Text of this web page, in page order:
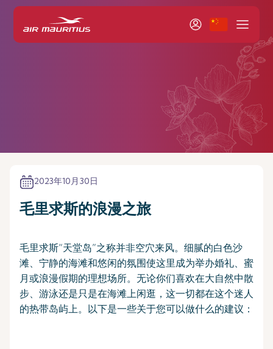
2023年10月30日
毛里求斯的浪漫之旅
毛里求斯“天堂岛”之称并非空穴来风。细腻的白色沙
滩、宁静的海滩和悠闲的氛围使这里成为举办婚礼、蜜
月或浪漫假期的理想场所。无论你们喜欢在大自然中散
步、游泳还是只是在海滩上闲逛，这一切都在这个迷人
的热带岛屿上。以下是一些关于您可以做什么的建议：